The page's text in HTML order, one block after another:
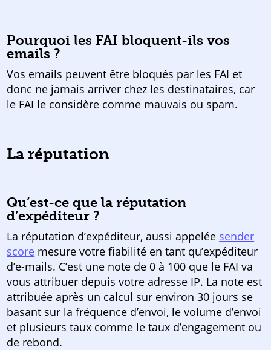
Pourquoi les FAI bloquent-ils vos
emails ?
Vos emails peuvent être bloqués par les FAI et
donc ne jamais arriver chez les destinataires, car
le FAI le considère comme mauvais ou spam.
La réputation
Qu’est-ce que la réputation
d’expéditeur ?
La réputation d’expéditeur, aussi appelée sender
score mesure votre fiabilité en tant qu’expéditeur
d’e-mails. C’est une note de 0 à 100 que le FAI va
vous attribuer depuis votre adresse IP. La note est
attribuée après un calcul sur environ 30 jours se
basant sur la fréquence d’envoi, le volume d’envoi
et plusieurs taux comme le taux d’engagement ou
de rebond.